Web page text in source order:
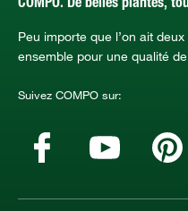
COMPO. De belles plantes,
Peu importe que l’on ait
ensemble pour une qualité
Suivez COMPO sur: